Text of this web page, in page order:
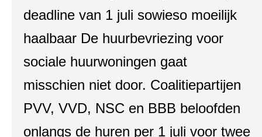
deadline van 1 juli sowieso moeilijk
haalbaar De huurbevriezing voor
sociale huurwoningen gaat
misschien niet door. Coalitiepartijen
PVV, VVD, NSC en BBB beloofden
onlangs de huren per 1 juli voor twee